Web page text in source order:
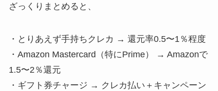
ざっくりまとめると、
・とりあえず手持ちクレカ → 還元率0.5〜1％程度
・Amazon Mastercard（特にPrime） → Amazonで
1.5〜2％還元
・ギフト券チャージ → クレカ払い＋キャンペーン